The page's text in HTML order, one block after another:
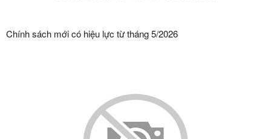
Chính sách mới có hiệu lực từ tháng 5/2026